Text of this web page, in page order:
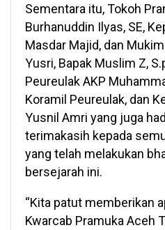
Sementara itu, Tokoh
Burhanuddin Ilyas, SE,
Masdar Majid, dan
Yusri, Bapak Muslim Z,
Peureulak AKP
Koramil Peureulak, dan
Yusnil Amri yang juga
terimakasih kepada
yang telah melakukan
bersejarah ini.
“Kita patut memberikan
Kwarcab Pramuka Aceh